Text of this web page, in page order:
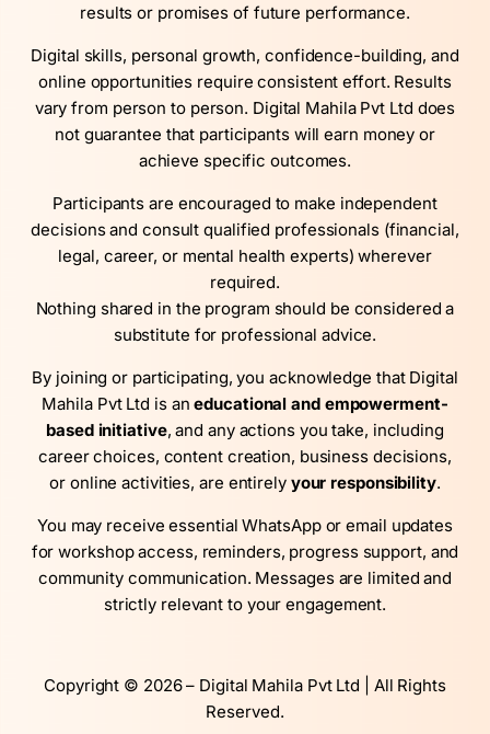
results or promises of future performance.
Digital skills, personal growth, confidence-building, and
online opportunities require consistent effort. Results
vary from person to person. Digital Mahila Pvt Ltd does
not guarantee that participants will earn money or
achieve specific outcomes.
Participants are encouraged to make independent
decisions and consult qualified professionals (financial,
legal, career, or mental health experts) wherever
required.
Nothing shared in the program should be considered a
substitute for professional advice.
By joining or participating, you acknowledge that Digital
Mahila Pvt Ltd is aneducational and empowerment-
based initiative, and any actions you take, including
career choices, content creation, business decisions,
or online activities, are entirely your responsibility.
You may receive essential WhatsApp or email updates
for workshop access, reminders, progress support, and
community communication. Messages are limited and
strictly relevant to your engagement.
Copyright © 2026 – Digital Mahila Pvt Ltd | All Rights
Reserved.